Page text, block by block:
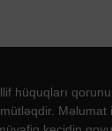
hüquqları
Məlumat